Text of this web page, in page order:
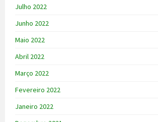
Julho 2022
Junho 2022
Maio 2022
Abril 2022
Março 2022
Fevereiro 2022
Janeiro 2022